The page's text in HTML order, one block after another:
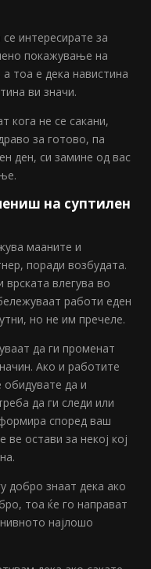
интересирате за
покажување на
тоа е дека навистина
ви значи.
кога не се сакани,
за готово, па
ден, си замине од вас
на суптилен
мааните и
поради возбудата.
влегува во
работи еден
но не им пречеле.
да ги променат
Ако и работите
обидувате да и
да ги следи или
според ваш
ве остави за некој кој
добро знаат дека ако
тоа ќе го направат
најлошо